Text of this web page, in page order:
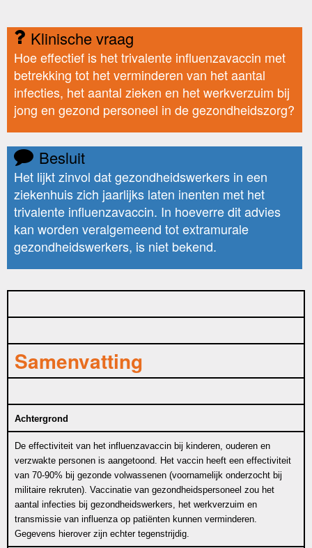
Klinische vraag
Hoe effectief is het trivalente influenzavaccin met
betrekking tot het verminderen van het aantal
infecties, het aantal zieken en het werkverzuim bij
jong en gezond personeel in de gezondheidszorg?
Besluit
Het lijkt zinvol dat gezondheidswerkers in een
ziekenhuis zich jaarlijks laten inenten met het
trivalente influenzavaccin. In hoeverre dit advies
kan worden veralgemeend tot extramurale
gezondheidswerkers, is niet bekend.
Samenvatting
Achtergrond
De effectiviteit van het influenzavaccin bij kinderen, ouderen en
verzwakte personen is aangetoond. Het vaccin heeft een effectiviteit
van 70-90% bij gezonde volwassenen (voornamelijk onderzocht bij
militaire rekruten). Vaccinatie van gezondheidspersoneel zou het
aantal infecties bij gezondheidswerkers, het werkverzuim en
transmissie van influenza op patiënten kunnen verminderen.
Gegevens hierover zijn echter tegenstrijdig.